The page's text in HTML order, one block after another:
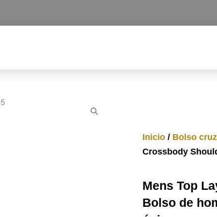
Inicio / Bolso
Crossbody
Mens Top
Bolso de